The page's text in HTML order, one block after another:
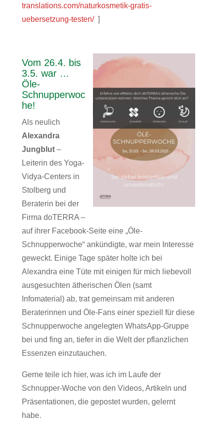
translations.com/naturkosmetik-gratis-
uebersetzung-testen/ ]
Vom 26.4. bis
3.5. war …
Öle-
Schnupperwoc
he!
Als neulich
Alexandra
Jungblut–
Leiterin des Yoga-
Vidya-Centers in
Stolberg und
Beraterin bei der
Firma doTERRA –
auf ihrer Facebook-Seite eine „Öle-
Schnupperwoche“ ankündigte, war mein Interesse
geweckt. Einige Tage später holte ich bei
Alexandra eine Tüte mit einigen für mich liebevoll
ausgesuchten ätherischen Ölen (samt
Infomaterial) ab, trat gemeinsam mit anderen
Beraterinnen und Öle-Fans einer speziell für diese
Schnupperwoche angelegten WhatsApp-Gruppe
bei und fing an, tiefer in die Welt der pflanzlichen
Essenzen einzutauchen.
Gerne teile ich hier, was ich im Laufe der
Schnupper-Woche von den Videos, Artikeln und
Präsentationen, die gepostet wurden, gelernt
habe.